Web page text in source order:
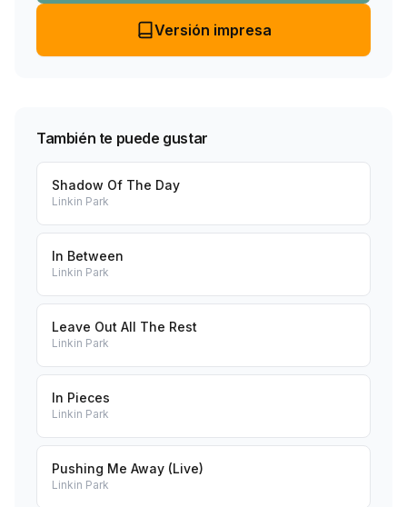
Versión impresa
También te puede gustar
Shadow Of The Day
Linkin Park
In Between
Linkin Park
Leave Out All The Rest
Linkin Park
In Pieces
Linkin Park
Pushing Me Away (Live)
Linkin Park